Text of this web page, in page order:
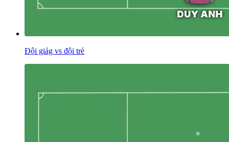
Đội giảg vs đội trẻ